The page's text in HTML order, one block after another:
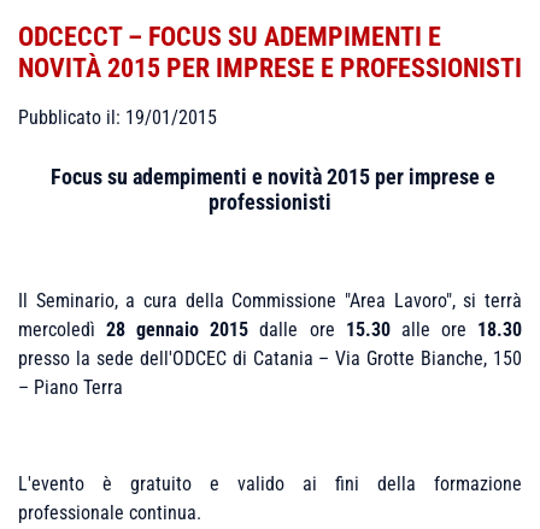
ODCECCT – FOCUS SU ADEMPIMENTI E
NOVITÀ 2015 PER IMPRESE E PROFESSIONISTI
Pubblicato il: 19/01/2015
Focus su adempimenti e novità 2015 per imprese e
professionisti
Il Seminario, a cura della Commissione "Area Lavoro", si terrà
mercoledì28 gennaio 2015 dalle ore 15.30alle ore 18.30
presso la sede dell'ODCEC di Catania – Via Grotte Bianche, 150
– Piano Terra
L'evento è gratuito e valido ai fini della formazione
professionale continua.